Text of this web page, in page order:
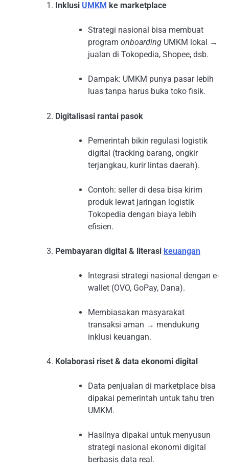
Inklusi UMKM ke marketplace
Strategi nasional bisa membuat
program onboarding UMKM lokal →
jualan di Tokopedia, Shopee, dsb.
Dampak: UMKM punya pasar lebih
luas tanpa harus buka toko fisik.
Digitalisasi rantai pasok
Pemerintah bikin regulasi logistik
digital (tracking barang, ongkir
terjangkau, kurir lintas daerah).
Contoh: seller di desa bisa kirim
produk lewat jaringan logistik
Tokopedia dengan biaya lebih
efisien.
Pembayaran digital & literasi keuangan
Integrasi strategi nasional dengan e-
wallet (OVO, GoPay, Dana).
Membiasakan masyarakat
transaksi aman → mendukung
inklusi keuangan.
Kolaborasi riset & data ekonomi digital
Data penjualan di marketplace bisa
dipakai pemerintah untuk tahu tren
UMKM.
Hasilnya dipakai untuk menyusun
strategi nasional ekonomi digital
berbasis data real.